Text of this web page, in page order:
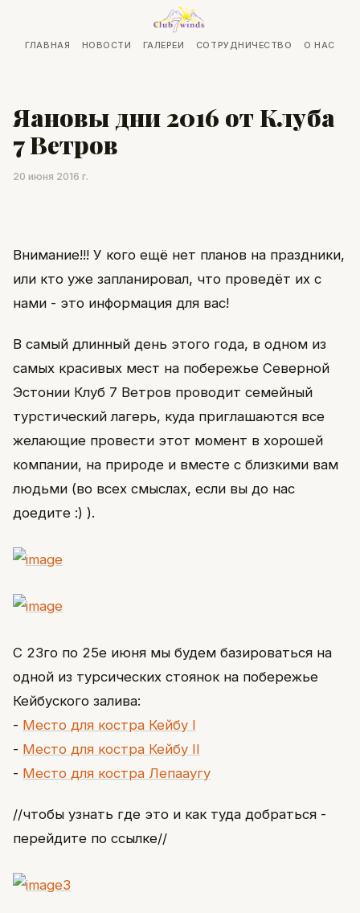
ГЛАВНАЯ НОВОСТИ ГАЛЕРЕИ СОТРУДНИЧЕСТВО О НАС
Яановы дни 2016 от Клуба
7 Ветров
20 июня 2016 г.
Внимание!!! У кого ещё нет планов на праздники,
или кто уже запланировал, что проведёт их с
нами - это информация для вас!
В самый длинный день этого года, в одном из
самых красивых мест на побережье Северной
Эстонии Клуб 7 Ветров проводит семейный
турстический лагерь, куда приглашаются все
желающие провести этот момент в хорошей
компании, на природе и вместе с близкими вам
людьми (во всех смыслах, если вы до нас
доедите :) ).
С 23го по 25е июня мы будем базироваться на
одной из турсических стоянок на побережье
Кейбуского залива:
- Место для костра Кейбу I
- Место для костра Кейбу II
- Место для костра Лепааугу
//чтобы узнать где это и как туда добраться -
перейдите по ссылке//